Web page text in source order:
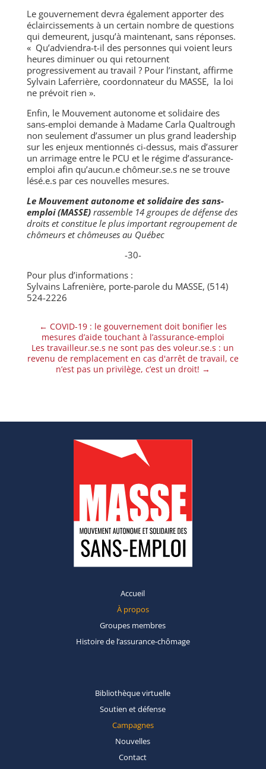
Le gouvernement devra également apporter des
éclaircissements à un certain nombre de questions
qui demeurent, jusqu’à maintenant, sans réponses.
« Qu’adviendra-t-il des personnes qui voient leurs
heures diminuer ou qui retournent
progressivement au travail ? Pour l’instant, affirme
Sylvain Laferrière, coordonnateur du MASSE, la loi
ne prévoit rien ».
Enfin, le Mouvement autonome et solidaire des
sans-emploi demande à Madame Carla Qualtrough
non seulement d’assumer un plus grand leadership
sur les enjeux mentionnés ci-dessus, mais d’assurer
un arrimage entre le PCU et le régime d’assurance-
emploi afin qu’aucun.e chômeur.se.s ne se trouve
lésé.e.s par ces nouvelles mesures.
Le Mouvement autonome et solidaire des sans-
emploi (MASSE)rassemble 14 groupes de défense des
droits et constitue le plus important regroupement de
chômeurs et chômeuses au Québec
-30-
Pour plus d’informations :
Sylvains Lafrenière, porte-parole du MASSE, (514)
524-2226
← COVID-19 : le gouvernement doit bonifier les
mesures d’aide touchant à l’assurance-emploi
Les travailleur.se.s ne sont pas des voleur.se.s : un
revenu de remplacement en cas d'arrêt de travail, ce
n’est pas un privilège, c’est un droit! →
Accueil
À propos
Groupes membres
Histoire de l’assurance-chômage
Bibliothèquevirtuelle
Soutien etdéfense
Campagnes
Nouvelles
Contact